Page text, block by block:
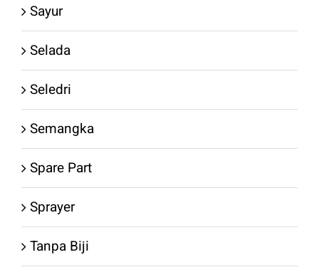
Sayur
Selada
Seledri
Semangka
Spare Part
Sprayer
Tanpa Biji